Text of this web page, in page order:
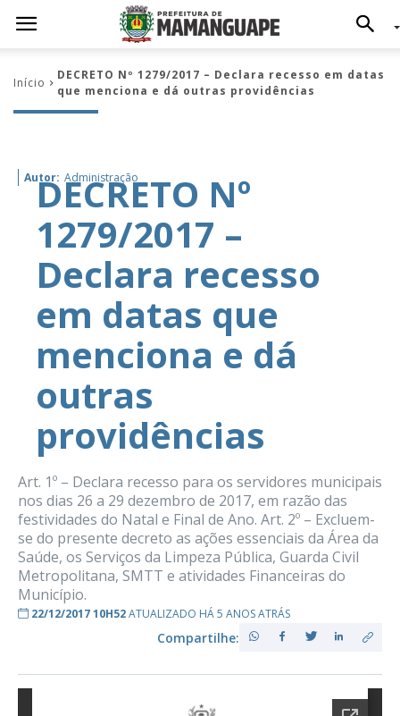
Início
DECRETO Nº 1279/2017 – Declara recesso em datas
que menciona e dá outras providências
Autor: Administração
DECRETO Nº
1279/2017 –
Declara recesso
em datas que
menciona e dá
outras
providências
Art. 1º – Declara recesso para os servidores municipais
nos dias 26 a 29 dezembro de 2017, em razão das
festividades do Natal e Final de Ano. Art. 2º – Excluem-
se do presente decreto as ações essenciais da Área da
Saúde, os Serviços da Limpeza Pública, Guarda Civil
Metropolitana, SMTT e atividades Financeiras do
Município.
22/12/2017 10H52ATUALIZADO HÁ 5 ANOS ATRÁS
Compartilhe: